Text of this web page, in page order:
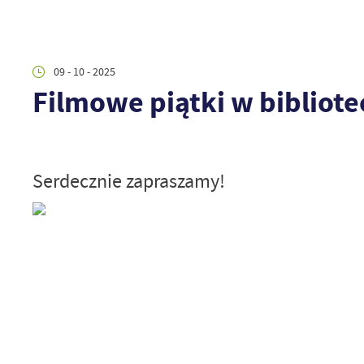
09 - 10 - 2025
Filmowe piątki w
Serdecznie zapraszamy!